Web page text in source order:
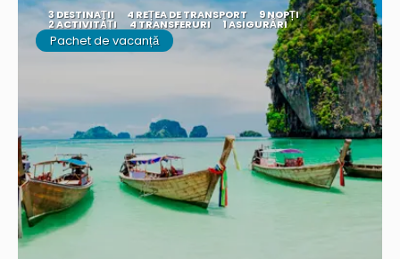
3 DESTINAŢII 4 REȚEA DE TRANSPORT 9 NOPȚI
2 ACTIVITĂȚI 4 TRANSFERURI 1 ASIGURĂRI
Pachet de vacanță